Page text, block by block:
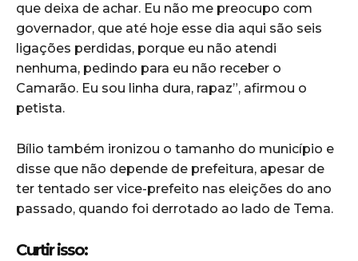
que deixa de achar. Eu não me preocupo com
governador, que até hoje esse dia aqui são seis
ligações perdidas, porque eu não atendi
nenhuma, pedindo para eu não receber o
Camarão. Eu sou linha dura, rapaz”, afirmou o
petista.
Bílio também ironizou o tamanho do município e
disse que não depende de prefeitura, apesar de
ter tentado ser vice-prefeito nas eleições do ano
passado, quando foi derrotado ao lado de Tema.
Curtir isso: